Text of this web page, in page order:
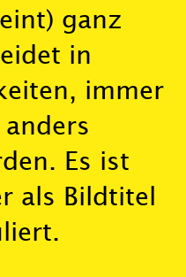
ganz
in
immer
Es ist
als Bildtitel